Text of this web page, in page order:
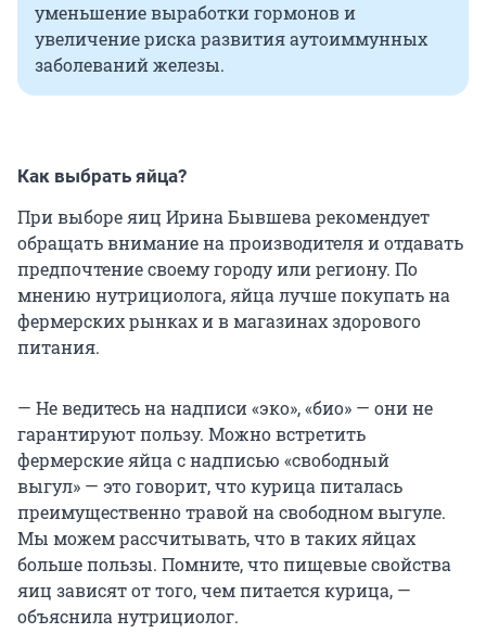
уменьшение выработки гормонов и
увеличение риска развития аутоиммунных
заболеваний железы.
Как выбрать яйца?
При выборе яиц Ирина Бывшева рекомендует
обращать внимание на производителя и отдавать
предпочтение своему городу или региону. По
мнению нутрициолога, яйца лучше покупать на
фермерских рынках и в магазинах здорового
питания.
— Не ведитесь на надписи «эко», «био» — они не
гарантируют пользу. Можно встретить
фермерские яйца с надписью «свободный
выгул» — это говорит, что курица питалась
преимущественно травой на свободном выгуле.
Мы можем рассчитывать, что в таких яйцах
больше пользы. Помните, что пищевые свойства
яиц зависят от того, чем питается курица, —
объяснила нутрициолог.